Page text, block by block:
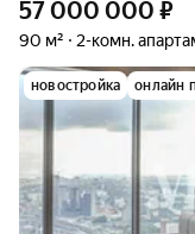
57 000 000 ₽
90 м² 2-комн.
новостройка онлайн